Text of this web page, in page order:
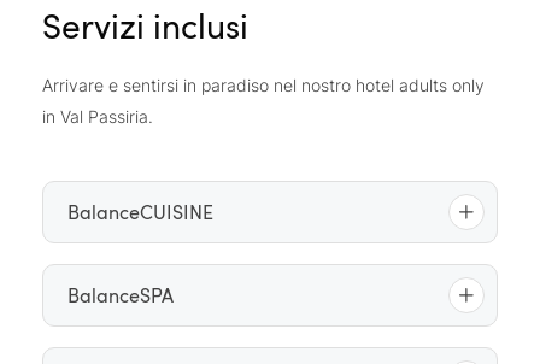
Servizi inclusi
Arrivare e sentirsi in paradiso nel nostro hotel adults only
in Val Passiria.
BalanceCUISINE
Colazione gourmet
croissant freschi, torte, cêpes e waffle, piatti a
base di uova e piatti salati
BalanceSPA